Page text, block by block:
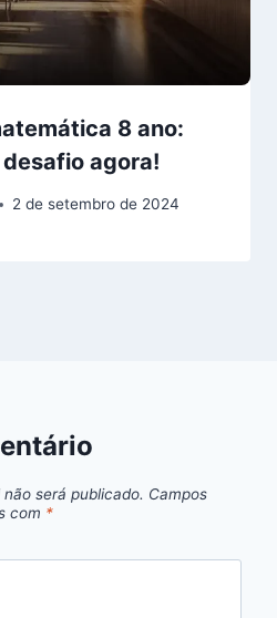
8 ano:
agora!
2 de setembro de 2024
será publicado. Campos
com *